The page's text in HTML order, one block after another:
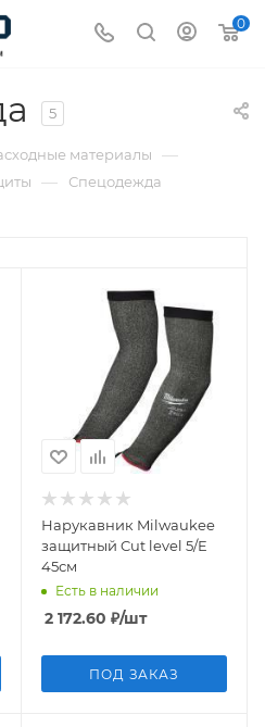
0
5
материалы —
— Спецодежда
Нарукавник Milwaukee
защитный Cut level 5/E
45см
Есть в наличии
2 172.60 ₽/шт
ПОД ЗАКАЗ